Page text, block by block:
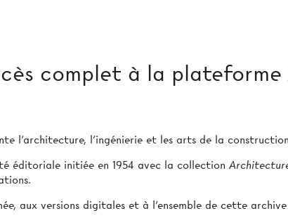
complet à la plateforme
l’architecture, l’ingénierie et les arts de la
éditoriale initiée en 1954 avec la collection
aux versions digitales et à l’ensemble de cette